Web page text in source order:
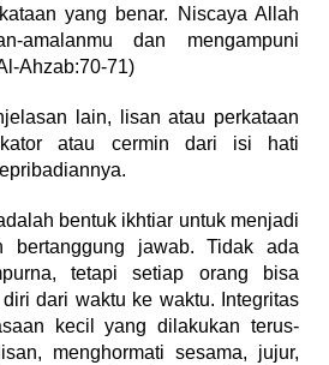
yang benar. Niscaya Allah
amalanmu dan mengampuni
Ahzab:70-71)
lain, lisan atau perkataan
atau cermin dari isi hati
bentuk ikhtiar untuk menjadi
bertanggung jawab. Tidak ada
tetapi setiap orang bisa
dari waktu ke waktu. Integritas
kecil yang dilakukan terus-
menghormati sesama, jujur,